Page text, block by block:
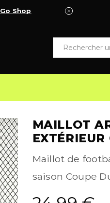
Go Shop
MAILLOT
Maillot de
saison Coupe